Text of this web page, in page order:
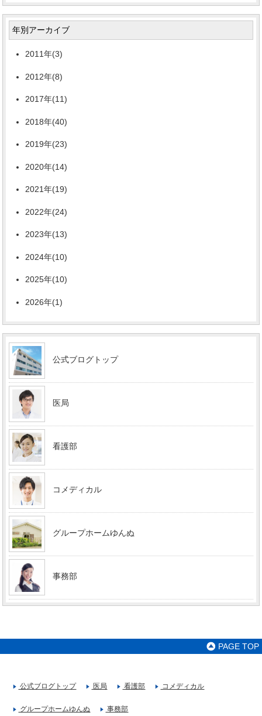
年別アーカイブ
2011年(3)
2012年(8)
2017年(11)
2018年(40)
2019年(23)
2020年(14)
2021年(19)
2022年(24)
2023年(13)
2024年(10)
2025年(10)
2026年(1)
公式ブログトップ
医局
看護部
コメディカル
グループホームゆんぬ
事務部
PAGE TOP
公式ブログトップ 医局 看護部 コメディカル
グループホームゆんぬ 事務部